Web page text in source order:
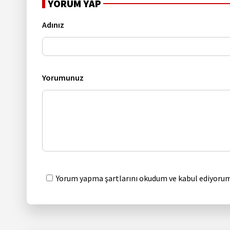
YORUM YAP
Adınız
Yorumunuz
Yorum yapma şartlarını okudum ve kabul